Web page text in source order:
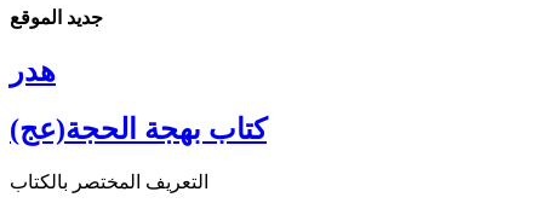
جديد الموقع
هدر
كتاب بهجة الحجة(عج)
التعريف المختصر بالكتاب